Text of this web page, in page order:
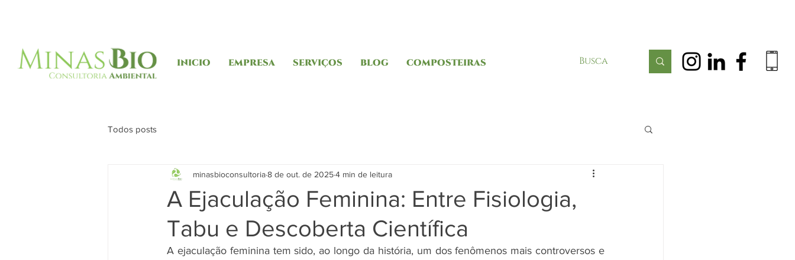
INICIO EMPRESA SERVIÇOS BLOG COMPOSTEIRAS
Todos posts
A Ejaculação Feminina: Entre Fisiologia,
Tabu e Descoberta Científica
minasbioconsultoria8 de out. de 20254 min de leitura
A ejaculação feminina tem sido, ao longo da história, um dos fenômenos mais controversos e